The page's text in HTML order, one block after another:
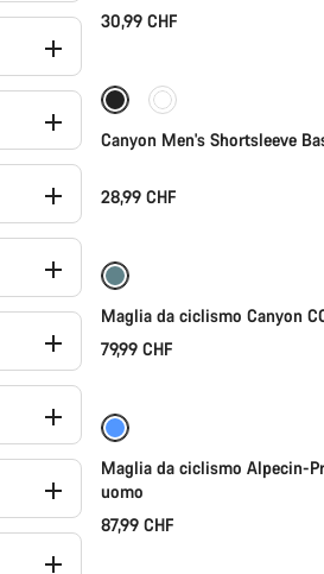
30,99 CHF
Canyon Men's Shortsleeve
28,99 CHF
Maglia da ciclismo Canyon
79,99 CHF
Maglia da ciclismo Alpecin-
uomo
87,99 CHF